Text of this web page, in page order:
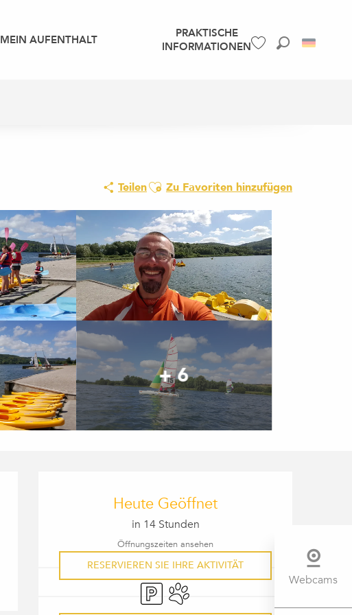
MEIN AUFENTHALT
PRAKTISCHE
INFORMATIONEN
Webcams
TeilenAjouter aux favoris
Zu Favoriten hinzufügen
+ 6
Heute Geöffnet
in 14 Stunden
Öffnungszeiten ansehen
RESERVIEREN SIE IHRE AKTIVITÄT
ParkplatzTiere erlaubt